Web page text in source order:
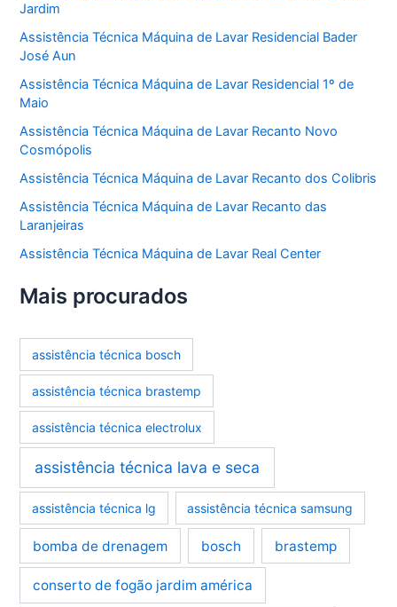
Jardim
Assistência Técnica Máquina de Lavar Residencial Bader
José Aun
Assistência Técnica Máquina de Lavar Residencial 1º de
Maio
Assistência Técnica Máquina de Lavar Recanto Novo
Cosmópolis
Assistência Técnica Máquina de Lavar Recanto dos Colibris
Assistência Técnica Máquina de Lavar Recanto das
Laranjeiras
Assistência Técnica Máquina de Lavar Real Center
Mais procurados
assistência técnica bosch
assistência técnica brastemp
assistência técnica electrolux
assistência técnica lava e seca
assistência técnica lg assistência técnica samsung
bomba de drenagem bosch brastemp
conserto de fogão jardim américa